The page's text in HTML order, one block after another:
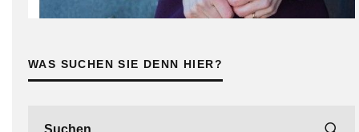
WAS SUCHEN SIE DENN HIER?